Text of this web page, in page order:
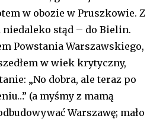
w obozie w Pruszkowie. Z
niedaleko stąd – do Bielin.
Powstania Warszawskiego,
w wiek krytyczny,
„No dobra, ale teraz po
(a myśmy z mamą
Warszawę; mało